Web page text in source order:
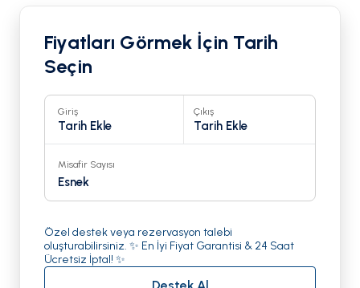
Fiyatları Görmek İçin Tarih
Seçin
Giriş
Tarih Ekle
Çıkış
Tarih Ekle
Misafir Sayısı
Esnek
Özel destek veya rezervasyon talebi
oluşturabilirsiniz. ✨ En İyi Fiyat Garantisi & 24 Saat
Ücretsiz İptal! ✨